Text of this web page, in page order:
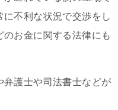
不利な状況で交渉をし
お金に関する法律にも
護士や司法書士などが